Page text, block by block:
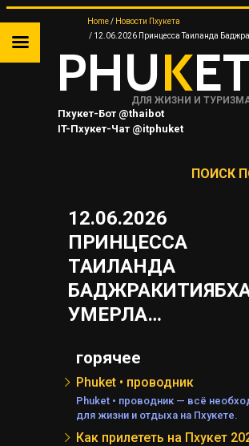
Home
Новости Пхукета
12.06.2026 Принцесса Таиланда
PHUK
ДЛЯ ЖИЗНИ И
Пхукет-Бот @thaibot
IT-Пхукет-Чат @itphuket
ПОИСК
12.06.2026
ПРИНЦЕССА
ТАИЛАНДА
УМЕРЛА…
горячее
Phuket • проводник
Phuket • проводник — всё
для жизни и отдыха на Пхукете.
Как прилететь на Пхукет